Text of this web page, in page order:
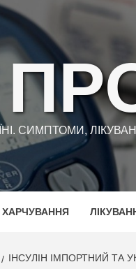
СИМПТОМИ,
ХАРЧУВАННЯ
ІНСУЛІН ІМПОРТНИЙ ТА